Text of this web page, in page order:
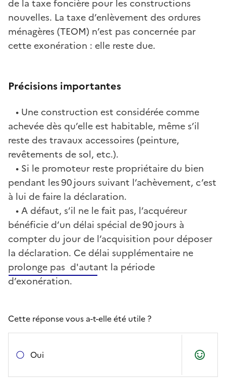
de la taxe foncière pour les constructions
nouvelles. La taxe d’enlèvement des ordures
ménagères (TEOM) n’est pas concernée par
cette exonération : elle reste due.
Précisions importantes
• Une construction est considérée comme
achevée dès qu’elle est habitable, même s’il
reste des travaux accessoires (peinture,
revêtements de sol, etc.).
• Si le promoteur reste propriétaire du bien
pendant les 90 jours suivant l’achèvement, c’est
à lui de faire la déclaration.
• A défaut, s’il ne le fait pas, l’acquéreur
bénéficie d’un délai spécial de 90 jours à
compter du jour de l’acquisition pour déposer
la déclaration. Ce délai supplémentaire ne
prolonge pas d'autant la période
d’exonération.
Cette réponse vous a-t-elle été utile ?
Oui